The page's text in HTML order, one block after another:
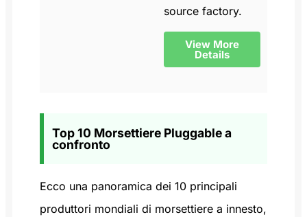
source factory.
View More
Details
Top 10 Morsettiere Pluggable a
confronto
Ecco una panoramica dei 10 principali
produttori mondiali di morsettiere a innesto,